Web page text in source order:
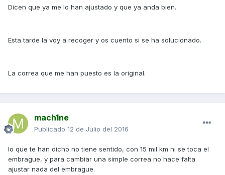
Dicen que ya me lo han ajustado y que ya anda bien.
Esta tarde la voy a recoger y os cuento si se ha solucionado.
La correa que me han puesto es la original.
mach1ne
Publicado 12 de Julio del 2016
lo que te han dicho no tiene sentido, con 15 mil km ni se toca el
embrague, y para cambiar una simple correa no hace falta
ajustar nada del embrague.